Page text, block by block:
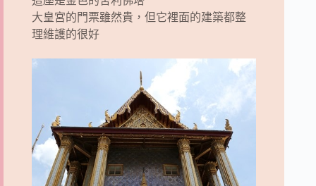
大皇宮的門票雖然貴，但它裡面的建築都整
理維護的很好